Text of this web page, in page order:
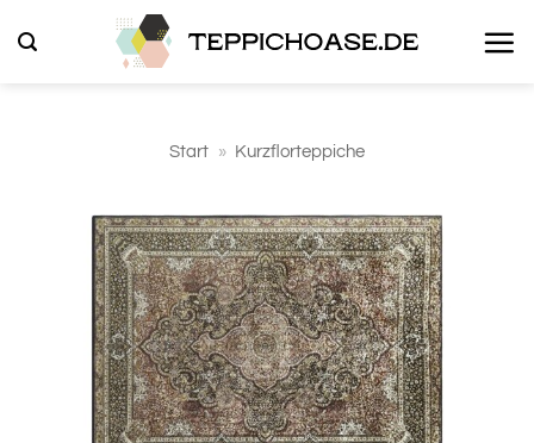
Inhalt
Start » Kurzflorteppiche